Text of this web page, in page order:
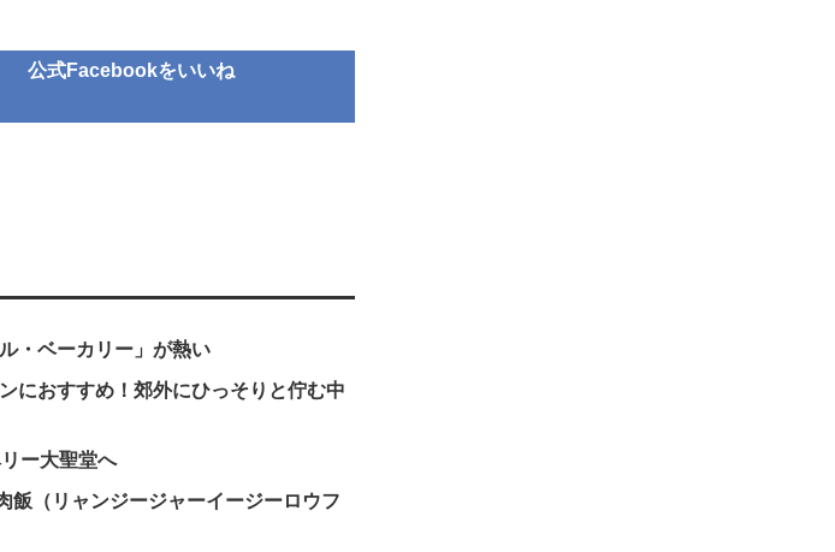
公式Facebookをいいね
・ベーカリー」が熱い
におすすめ！郊外にひっそりと佇む中
ー大聖堂へ
飯（リャンジージャーイージーロウフ